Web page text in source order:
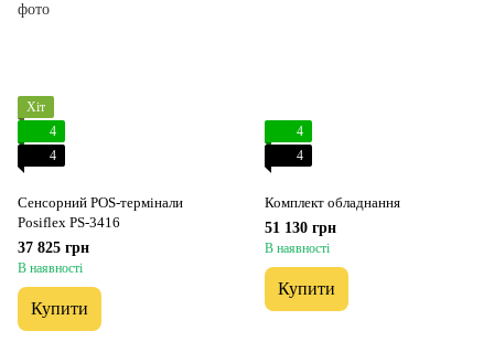
Хіт
4
4
Сенсорний POS-термінали
Posiflex PS-3416
37 825 грн
В наявності
Купити
4
4
Комплект обладнання
51 130 грн
В наявності
Купити